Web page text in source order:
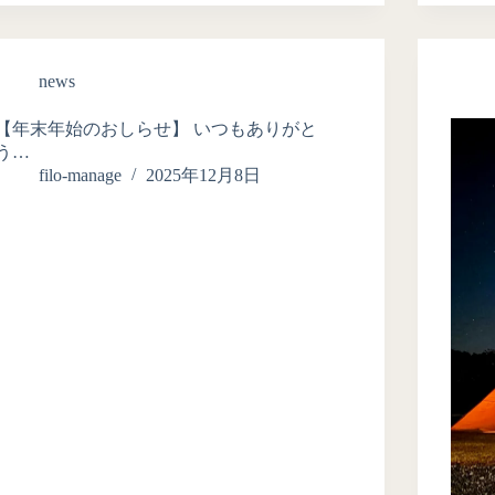
news
年末年始のおしらせ】 いつもありがと
…
filo-manage
2025年12月8日